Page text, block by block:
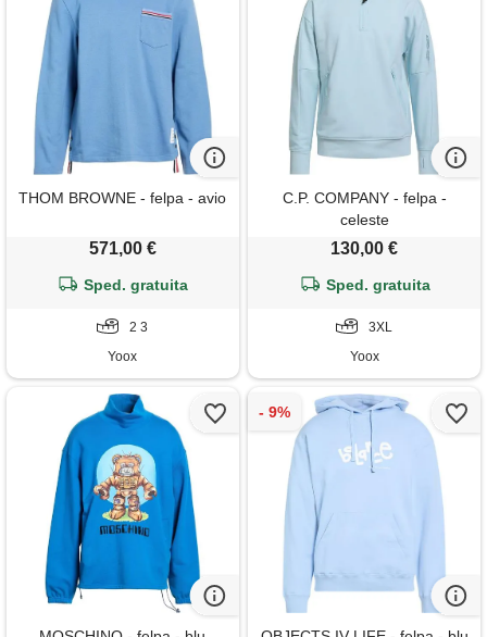
THOM BROWNE - felpa - avio
571,00 €
Sped. gratuita
2 3
Yoox
C.P. COMPANY - felpa -
celeste
130,00 €
Sped. gratuita
3XL
Yoox